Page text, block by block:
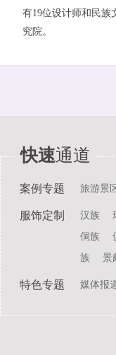
有19位设计师和民族
究院。
快速通道
案例专题 旅游景
服饰定制 汉族
侗族
族
景
特色专题 媒体报